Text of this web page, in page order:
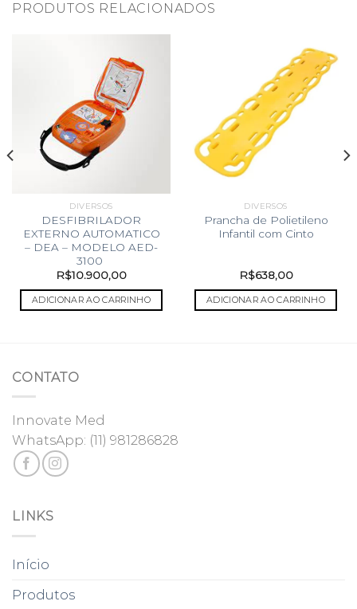
PRODUTOS RELACIONADOS
DIVERSOS
DESFIBRILADOR
EXTERNO AUTOMATICO
– DEA – MODELO AED-
3100
R$10.900,00
ADICIONAR AO CARRINHO
DIVERSOS
Prancha de Polietileno
Infantil com Cinto
R$638,00
ADICIONAR AO CARRINHO
CONTATO
Innovate Med
WhatsApp: (11) 981286828
LINKS
Início
Produtos